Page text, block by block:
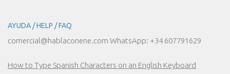
AYUDA / HELP / FAQ
comercial@hablaconene.com WhatsApp: +34 607791629
How to Type Spanish Characters on an English Keyboard